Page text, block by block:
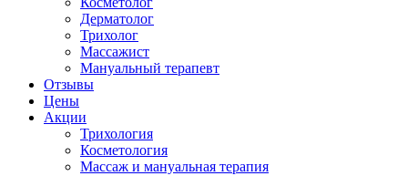
Дерматолог
Трихолог
Массажист
Мануальный терапевт
Отзывы
Цены
Акции
Трихология
Косметология
Массаж и мануальная терапия